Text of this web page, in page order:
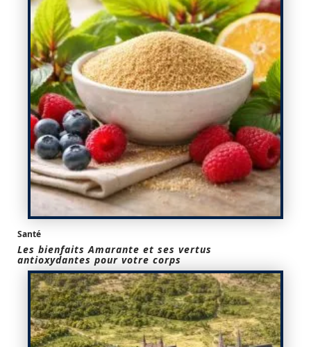
Santé
Les bienfaits Amarante et ses vertus
antioxydantes pour votre corps